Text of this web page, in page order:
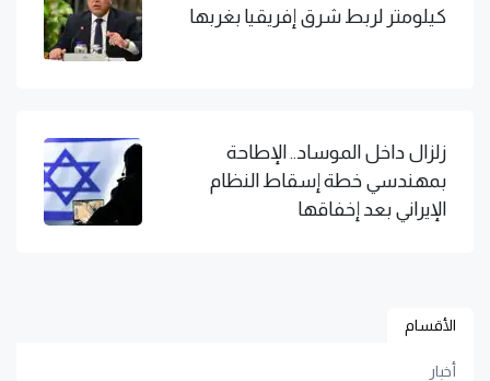
كيلومتر لربط شرق إفريقيا بغربها
زلزال داخل الموساد.. الإطاحة
بمهندسي خطة إسقاط النظام
الإيراني بعد إخفاقها
الأقسام
أخبار